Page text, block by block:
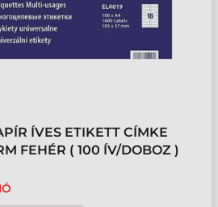
ÍVES ETIKETT CÍMKE
FEHÉR ( 100 ÍV/DOBOZ )